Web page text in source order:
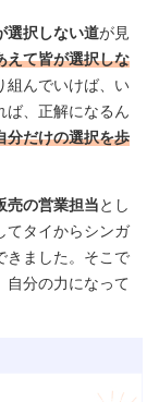
選択しない道が見
えて皆が選択しな
組んでいけば、い
ば、正解になるん
分だけの選択を歩
売の営業担当とし
てタイからシンガ
きました。そこで
自分の力になって